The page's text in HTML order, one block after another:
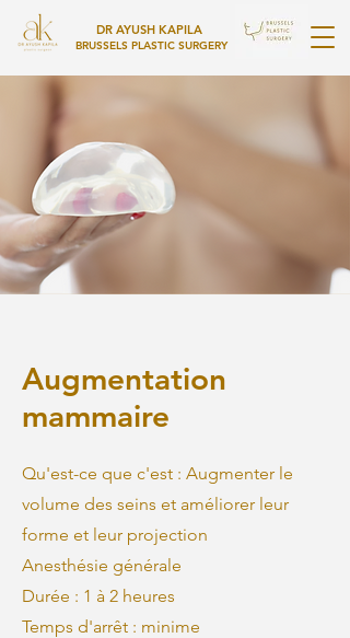
DR AYUSH KAPILA
BRUSSELS PLASTIC SURGERY
Augmentation
mammaire
Qu'est-ce que c'est : Augmenter le
volume des seins et améliorer leur
forme et leur projection
Anesthésie générale
Durée : 1 à 2 heures
Temps d'arrêt : minime